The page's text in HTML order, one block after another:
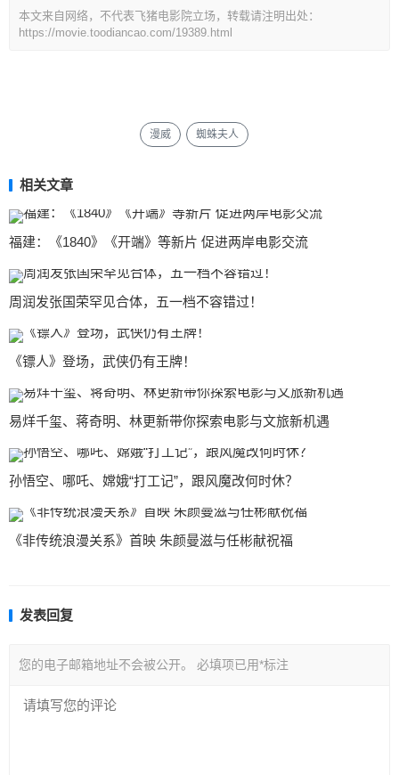
本文来自网络，不代表飞猪电影院立场，转载请注明出处：
https://movie.toodiancao.com/19389.html
漫威 蜘蛛夫人
相关文章
福建：《1840》《开端》等新片 促进两岸电影交流
周润发张国荣罕见合体，五一档不容错过！
《镖人》登场，武侠仍有王牌！
易烊千玺、蒋奇明、林更新带你探索电影与文旅新机遇
孙悟空、哪吒、嫦娥“打工记”，跟风魔改何时休？
《非传统浪漫关系》首映 朱颜曼滋与任彬献祝福
发表回复
您的电子邮箱地址不会被公开。 必填项已用*标注